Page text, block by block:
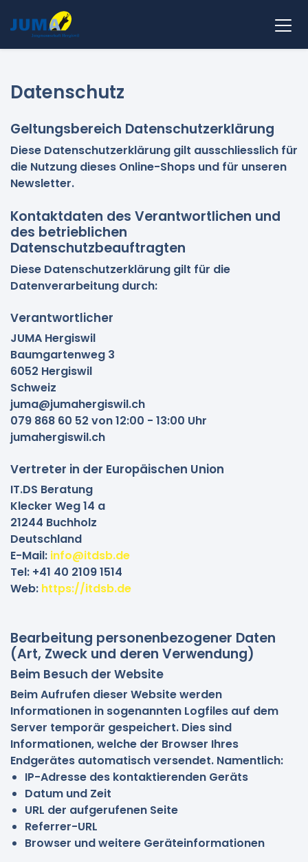
Datenschutz
Geltungsbereich Datenschutzerklärung
Diese Datenschutzerklärung gilt ausschliesslich für
die Nutzung dieses Online-Shops und für unseren
Newsletter.
Kontaktdaten des Verantwortlichen und
des betrieblichen
Datenschutzbeauftragten
Diese Datenschutzerklärung gilt für die
Datenverarbeitung durch:
Verantwortlicher
JUMA Hergiswil
Baumgartenweg 3
6052 Hergiswil
Schweiz
juma@jumahergiswil.ch
079 868 60 52 von 12:00 - 13:00 Uhr
jumahergiswil.ch
Vertreter in der Europäischen Union
IT.DS Beratung
Klecker Weg 14 a
21244 Buchholz
Deutschland
E-Mail: info@itdsb.de
Tel: +41 40 2109 1514
Web: https://itdsb.de
Bearbeitung personenbezogener Daten
(Art, Zweck und deren Verwendung)
Beim Besuch der Website
Beim Aufrufen dieser Website werden
Informationen in sogenannten Logfiles auf dem
Server temporär gespeichert. Dies sind
Informationen, welche der Browser Ihres
Endgerätes automatisch versendet. Namentlich:
IP-Adresse des kontaktierenden Geräts
Datum und Zeit
URL der aufgerufenen Seite
Referrer-URL
Browser und weitere Geräteinformationen